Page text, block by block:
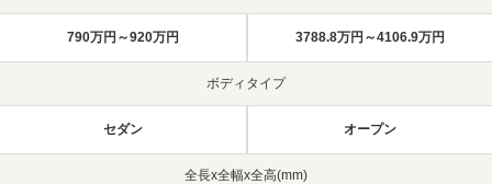
790万円～920万円 3788.8万円～4106.9万円
ボディタイプ
セダン オープン
全長x全幅x全高(mm)